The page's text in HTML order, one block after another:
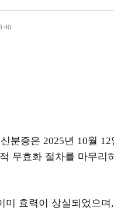
분증은 2025년 10월 12
무효화 절차를 마무리
미 효력이 상실되었으며